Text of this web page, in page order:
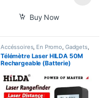
Buy Now
Accéssoires, En Promo Gadgets,
Nouvel Arrivage Smart Home
Télémètre Laser HILDA 50M
Rechargeable (Batterie)